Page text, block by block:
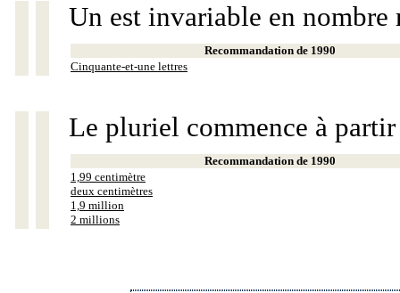
Un est invariable en nombre
Recommandation de 1990
Cinquante-et-une lettres
Le pluriel commence à
Recommandation de 1990
1,99 centimètre
deux centimètres
1,9 million
2 millions